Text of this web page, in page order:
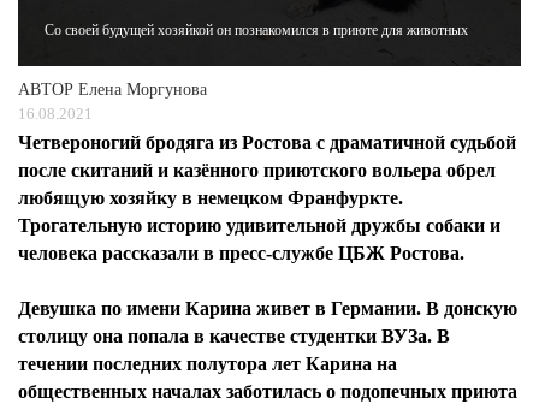
Со своей будущей хозяйкой он познакомился в приюте для животных
АВТОР Елена Моргунова
16.08.2021
Четвероногий бродяга из Ростова с драматичной судьбой
после скитаний и казённого приютского вольера обрел
любящую хозяйку в немецком Франфуркте.
Трогательную историю удивительной дружбы собаки и
человека рассказали в пресс-службе ЦБЖ Ростова.
Девушка по имени Карина живет в Германии. В донскую
столицу она попала в качестве студентки ВУЗа. В
течении последних полутора лет Карина на
общественных началах заботилась о подопечных приюта